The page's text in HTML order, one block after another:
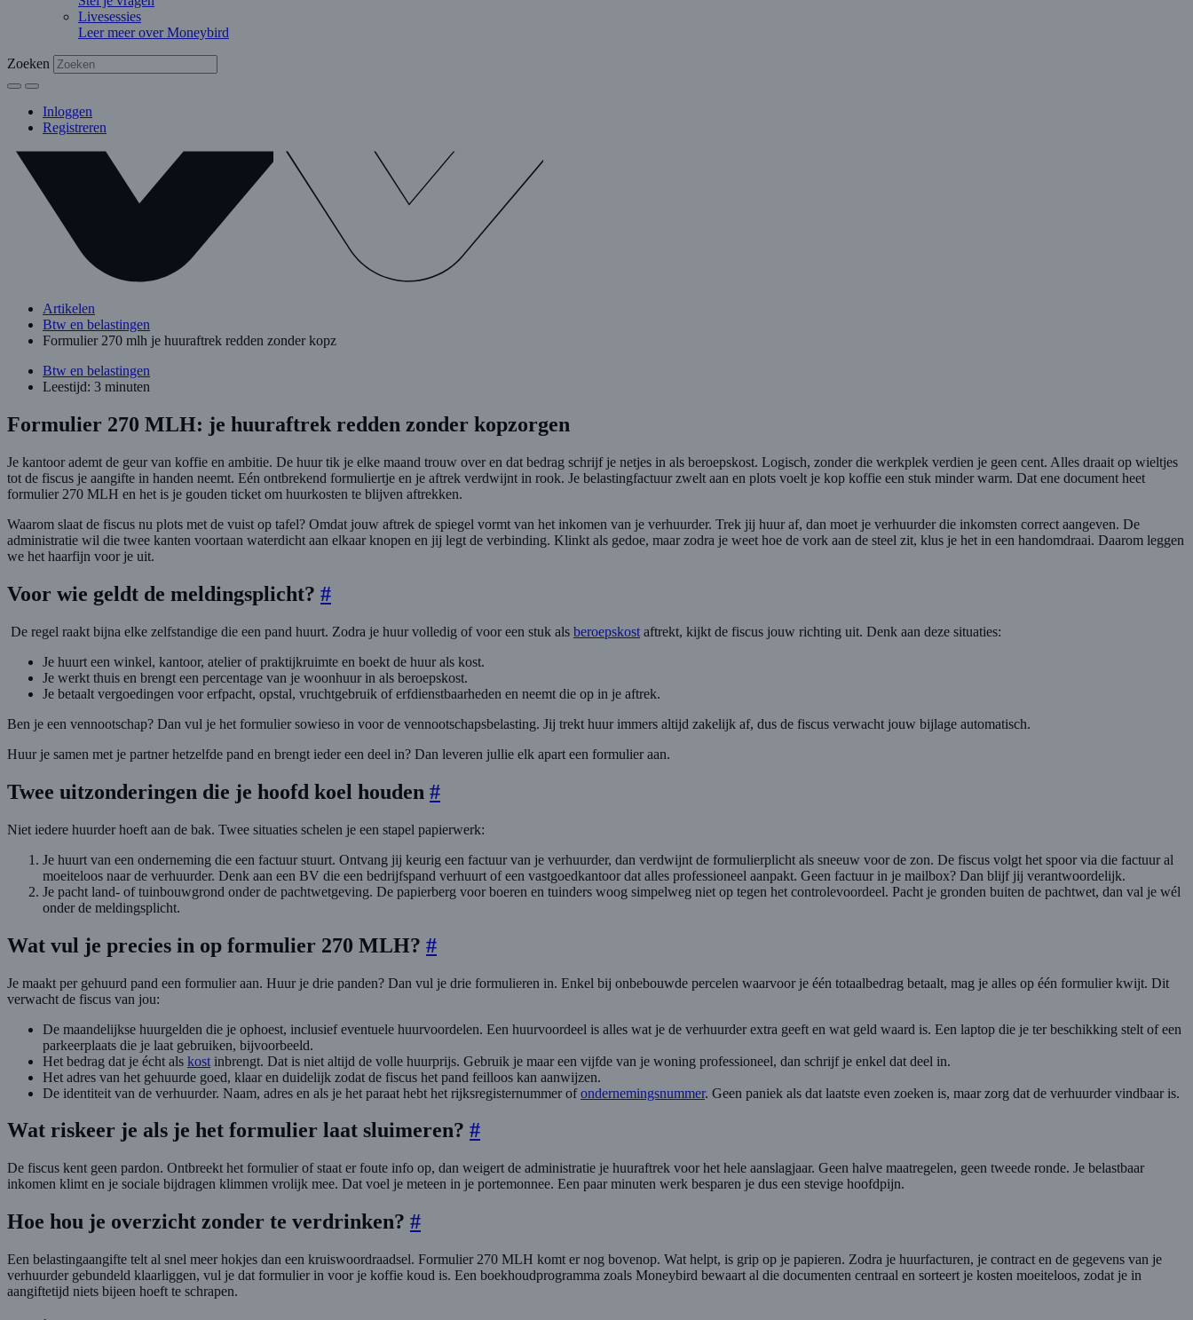
Livesessies
Leer meer over Moneybird
Zoeken
Inloggen
Registreren
Artikelen
Btw en belastingen
Formulier 270 mlh je huuraftrek redden zonder kopz
Btw en belastingen
Leestijd: 3 minuten
Formulier 270 MLH: je huuraftrek redden zonder kopzorgen
Je kantoor ademt de geur van koffie en ambitie. De huur tik je elke maand trouw over en dat bedrag schrijf je netjes in als beroepskost. Logisch, zonder die werkplek verdien je geen cent. Alles draait op wieltjes
tot de fiscus je aangifte in handen neemt. Eén ontbrekend formuliertje en je aftrek verdwijnt in rook. Je belastingfactuur zwelt aan en plots voelt je kop koffie een stuk minder warm. Dat ene document heet
formulier 270 MLH en het is je gouden ticket om huurkosten te blijven aftrekken.
Waarom slaat de fiscus nu plots met de vuist op tafel? Omdat jouw aftrek de spiegel vormt van het inkomen van je verhuurder. Trek jij huur af, dan moet je verhuurder die inkomsten correct aangeven. De
administratie wil die twee kanten voortaan waterdicht aan elkaar knopen en jij legt de verbinding. Klinkt als gedoe, maar zodra je weet hoe de vork aan de steel zit, klus je het in een handomdraai. Daarom leggen
we het haarfijn voor je uit.
Voor wie geldt de meldingsplicht? #
De regel raakt bijna elke zelfstandige die een pand huurt. Zodra je huur volledig of voor een stuk als beroepskost aftrekt, kijkt de fiscus jouw richting uit. Denk aan deze situaties:
Je huurt een winkel, kantoor, atelier of praktijkruimte en boekt de huur als kost.
Je werkt thuis en brengt een percentage van je woonhuur in als beroepskost.
Je betaalt vergoedingen voor erfpacht, opstal, vruchtgebruik of erfdienstbaarheden en neemt die op in je aftrek.
Ben je een vennootschap? Dan vul je het formulier sowieso in voor de vennootschapsbelasting. Jij trekt huur immers altijd zakelijk af, dus de fiscus verwacht jouw bijlage automatisch.
Huur je samen met je partner hetzelfde pand en brengt ieder een deel in? Dan leveren jullie elk apart een formulier aan.
Twee uitzonderingen die je hoofd koel houden #
Niet iedere huurder hoeft aan de bak. Twee situaties schelen je een stapel papierwerk:
Je huurt van een onderneming die een factuur stuurt. Ontvang jij keurig een factuur van je verhuurder, dan verdwijnt de formulierplicht als sneeuw voor de zon. De fiscus volgt het spoor via die factuur al
moeiteloos naar de verhuurder. Denk aan een BV die een bedrijfspand verhuurt of een vastgoedkantoor dat alles professioneel aanpakt. Geen factuur in je mailbox? Dan blijf jij verantwoordelijk.
Je pacht land- of tuinbouwgrond onder de pachtwetgeving. De papierberg voor boeren en tuinders woog simpelweg niet op tegen het controlevoordeel. Pacht je gronden buiten de pachtwet, dan val je wél
onder de meldingsplicht.
Wat vul je precies in op formulier 270 MLH? #
Je maakt per gehuurd pand een formulier aan. Huur je drie panden? Dan vul je drie formulieren in. Enkel bij onbebouwde percelen waarvoor je één totaalbedrag betaalt, mag je alles op één formulier kwijt. Dit
verwacht de fiscus van jou:
De maandelijkse huurgelden die je ophoest, inclusief eventuele huurvoordelen. Een huurvoordeel is alles wat je de verhuurder extra geeft en wat geld waard is. Een laptop die je ter beschikking stelt of een
parkeerplaats die je laat gebruiken, bijvoorbeeld.
Het bedrag dat je écht als kost inbrengt. Dat is niet altijd de volle huurprijs. Gebruik je maar een vijfde van je woning professioneel, dan schrijf je enkel dat deel in.
Het adres van het gehuurde goed, klaar en duidelijk zodat de fiscus het pand feilloos kan aanwijzen.
De identiteit van de verhuurder. Naam, adres en als je het paraat hebt het rijksregisternummer ofondernemingsnummer. Geen paniek als dat laatste even zoeken is, maar zorg dat de verhuurder vindbaar is.
Wat riskeer je als je het formulier laat sluimeren? #
De fiscus kent geen pardon. Ontbreekt het formulier of staat er foute info op, dan weigert de administratie je huuraftrek voor het hele aanslagjaar. Geen halve maatregelen, geen tweede ronde. Je belastbaar
inkomen klimt en je sociale bijdragen klimmen vrolijk mee. Dat voel je meteen in je portemonnee. Een paar minuten werk besparen je dus een stevige hoofdpijn.
Hoe hou je overzicht zonder te verdrinken? #
Een belastingaangifte telt al snel meer hokjes dan een kruiswoordraadsel. Formulier 270 MLH komt er nog bovenop. Wat helpt, is grip op je papieren. Zodra je huurfacturen, je contract en de gegevens van je
verhuurder gebundeld klaarliggen, vul je dat formulier in voor je koffie koud is. Een boekhoudprogramma zoals Moneybird bewaart al die documenten centraal en sorteert je kosten moeiteloos, zodat je in
aangiftetijd niets bijeen hoeft te schrapen.